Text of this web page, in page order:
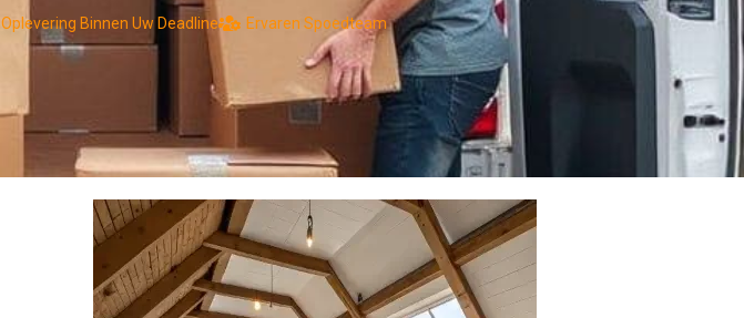
Oplevering Binnen Uw Deadline Ervaren Spoedteam